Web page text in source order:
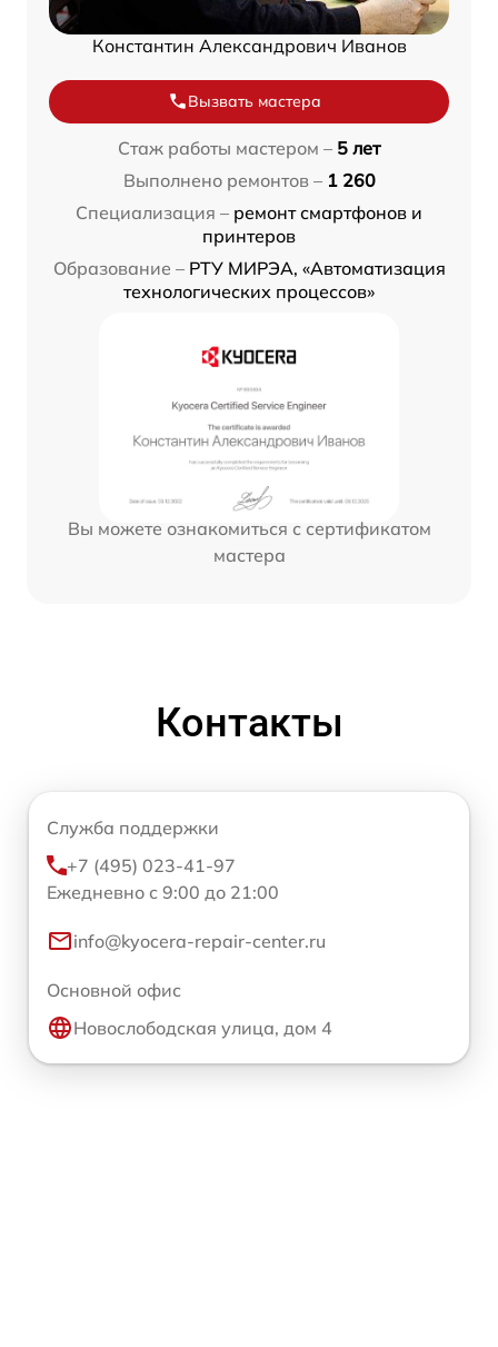
Константин Александрович Иванов
Вызвать мастера
Стаж работы мастером – 5 лет
Выполнено ремонтов – 1 260
Специализация – ремонт смартфонов и
принтеров
Образование – РТУ МИРЭА, «Автоматизация
технологических процессов»
Вы можете ознакомиться с сертификатом
мастера
Контакты
Служба поддержки
+7 (495) 023-41-97
Ежедневно с 9:00 до 21:00
info@kyocera-repair-center.ru
Основной офис
Новослободская улица, дом 4